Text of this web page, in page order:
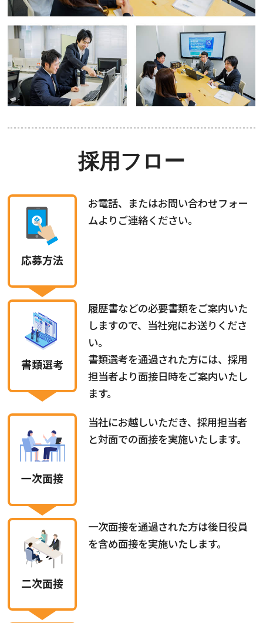
採用フロー
応募方法
お電話、またはお問い合わせフォー
ムよりご連絡ください。
書類選考
履歴書などの必要書類をご案内いた
しますので、当社宛にお送りくださ
い。
書類選考を通過された方には、採用
担当者より面接日時をご案内いたし
ます。
一次面接
当社にお越しいただき、採用担当者
と対面での面接を実施いたします。
二次面接
一次面接を通過された方は後日役員
を含め面接を実施いたします。